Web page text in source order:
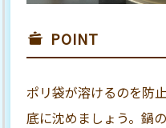
POINT
ポリ袋が溶けるのを防
底に沈めましょう。鍋